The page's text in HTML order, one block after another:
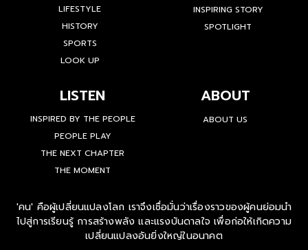
LIFESTYLE
HISTORY
SPORTS
LOOK UP
INSPIRING STORY
SPOTLIGHT
LISTEN
INSPIRED BY THE PEOPLE
PEOPLE PLAY
THE NEXT CHAPTER
THE MOMENT
ABOUT
ABOUT US
'คน' คือผู้เปลี่ยนแปลงโลก เราจึงเชื่อมั่นว่าเรื่องราวของผู้คนย่อมนำ
ไปสู่การเรียนรู้ การสร้างพลัง และแรงบันดาลใจ เพื่อก่อให้เกิดความ
เปลี่ยนแปลงอันยิ่งใหญ่ในอนาคต